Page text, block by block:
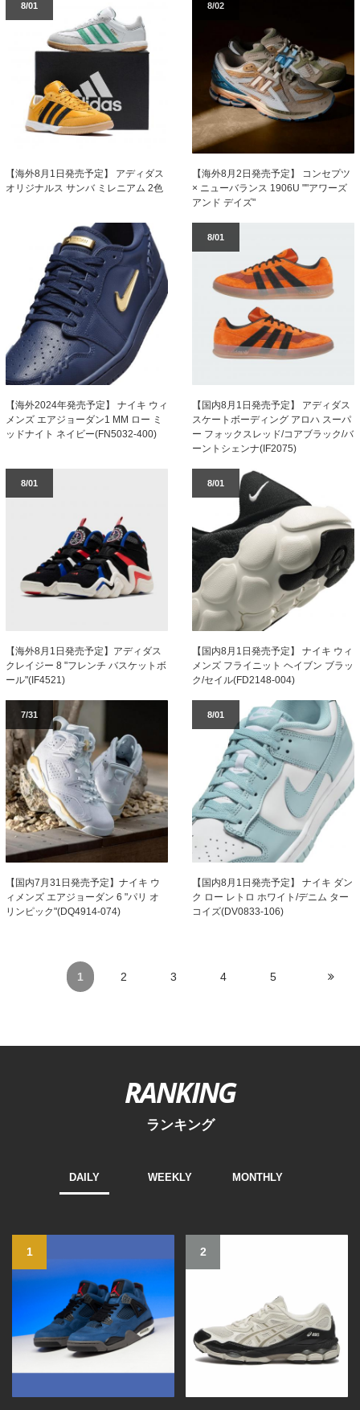
8/01
【海外8月1日発売予定】 アディダス
オリジナルス サンバ ミレニアム 2色
8/02
【海外8月2日発売予定】 コンセプツ
× ニューバランス 1906U ""アワーズ
アンド デイズ"
【海外2024年発売予定】 ナイキ ウィ
メンズ エアジョーダン1 MM ロー ミ
ッドナイト ネイビー(FN5032-400)
8/01
【国内8月1日発売予定】 アディダス
スケートボーディング アロハ スーパ
ー フォックスレッド/コアブラック/バ
ーントシェンナ(IF2075)
8/01
【海外8月1日発売予定】アディダス
クレイジー 8 "フレンチ バスケットボ
ール"(IF4521)
8/01
【国内8月1日発売予定】 ナイキ ウィ
メンズ フライニット ヘイブン ブラッ
ク/セイル(FD2148-004)
7/31
【国内7月31日発売予定】ナイキ ウ
ィメンズ エアジョーダン 6 "パリ オ
リンピック"(DQ4914-074)
8/01
【国内8月1日発売予定】 ナイキ ダン
ク ロー レトロ ホワイト/デニム ター
コイズ(DV0833-106)
1 2 3 4 5
RANKING
ランキング
DAILY WEEKLY MONTHLY
1 2